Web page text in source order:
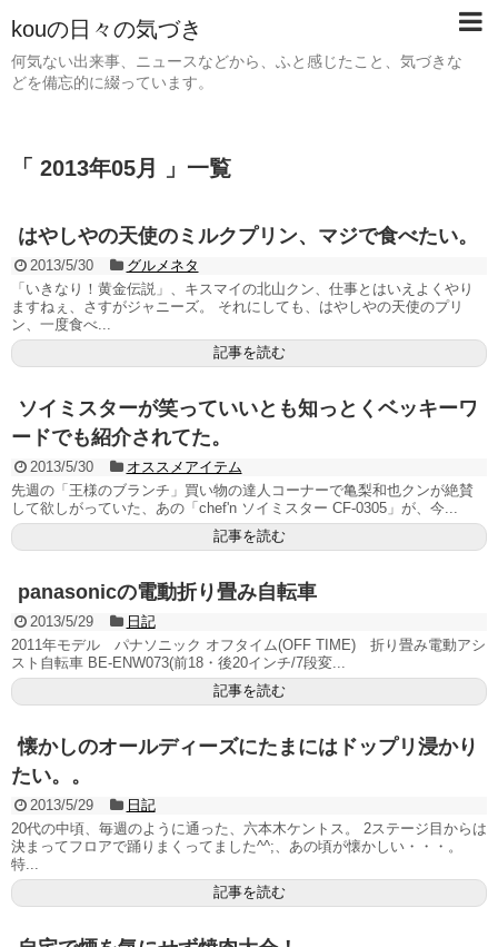
kouの日々の気づき
何気ない出来事、ニュースなどから、ふと感じたこと、気づきな
どを備忘的に綴っています。
「 2013年05月 」一覧
はやしやの天使のミルクプリン、マジで食べたい。
2013/5/30
グルメネタ
「いきなり！黄金伝説」、キスマイの北山クン、仕事とはいえよくやり
ますねぇ、さすがジャニーズ。 それにしても、はやしやの天使のプリ
ン、一度食べ...
記事を読む
ソイミスターが笑っていいとも知っとくベッキーワ
ードでも紹介されてた。
2013/5/30
オススメアイテム
先週の「王様のブランチ」買い物の達人コーナーで亀梨和也クンが絶賛
して欲しがっていた、あの「chef'n ソイミスター CF-0305」が、今...
記事を読む
panasonicの電動折り畳み自転車
2013/5/29
日記
2011年モデル パナソニック オフタイム(OFF TIME) 折り畳み電動アシ
スト自転車 BE-ENW073(前18・後20インチ/7段変...
記事を読む
懐かしのオールディーズにたまにはドップリ浸かり
たい。。
2013/5/29
日記
20代の中頃、毎週のように通った、六本木ケントス。 2ステージ目からは
決まってフロアで踊りまくってました^^;、あの頃が懐かしい・・・。
特...
記事を読む